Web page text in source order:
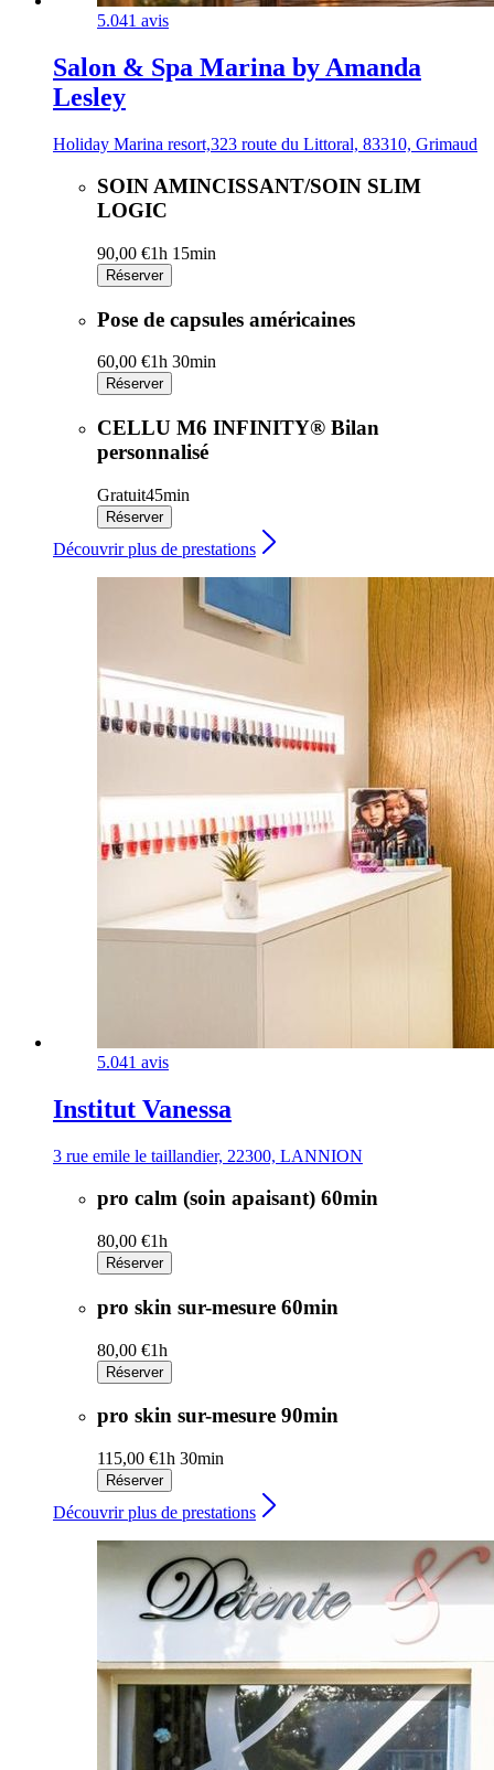
5.041 avis
Salon & Spa Marina by Amanda
Lesley
Holiday Marina resort,323 route du Littoral, 83310, Grimaud
SOIN AMINCISSANT/SOIN SLIM
LOGIC
90,00 €1h 15min
Réserver
Pose de capsules américaines
60,00 €1h 30min
Réserver
CELLU M6 INFINITY® Bilan
personnalisé
Gratuit45min
Réserver
Découvrir plus de prestations
5.041 avis
Institut Vanessa
3 rue emile le taillandier, 22300, LANNION
pro calm (soin apaisant) 60min
80,00 €1h
Réserver
pro skin sur-mesure 60min
80,00 €1h
Réserver
pro skin sur-mesure 90min
115,00 €1h 30min
Réserver
Découvrir plus de prestations